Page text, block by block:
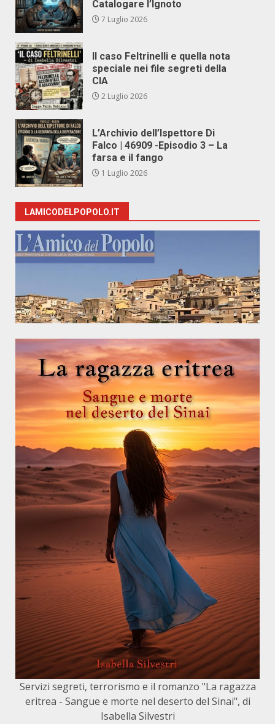
Catalogare l’Ignoto
7 Luglio 2026
Il caso Feltrinelli e quella nota
speciale nei file segreti della
CIA
2 Luglio 2026
L’Archivio dell’Ispettore Di
Falco | 46909 -Episodio 3 – La
farsa e il fango
1 Luglio 2026
LAMICODELPOPOLO.IT
Servizi segreti, terrorismo e il romanzo "La ragazza
eritrea - Sangue e morte nel deserto del Sinai", di
Isabella Silvestri